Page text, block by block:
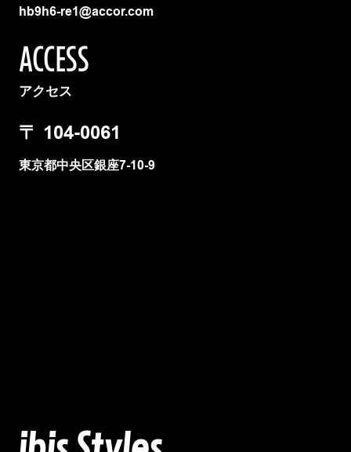
hb9h6-re1@accor.com
ACCESS
アクセス
〒 104-0061
東京都中央区銀座7-10-9